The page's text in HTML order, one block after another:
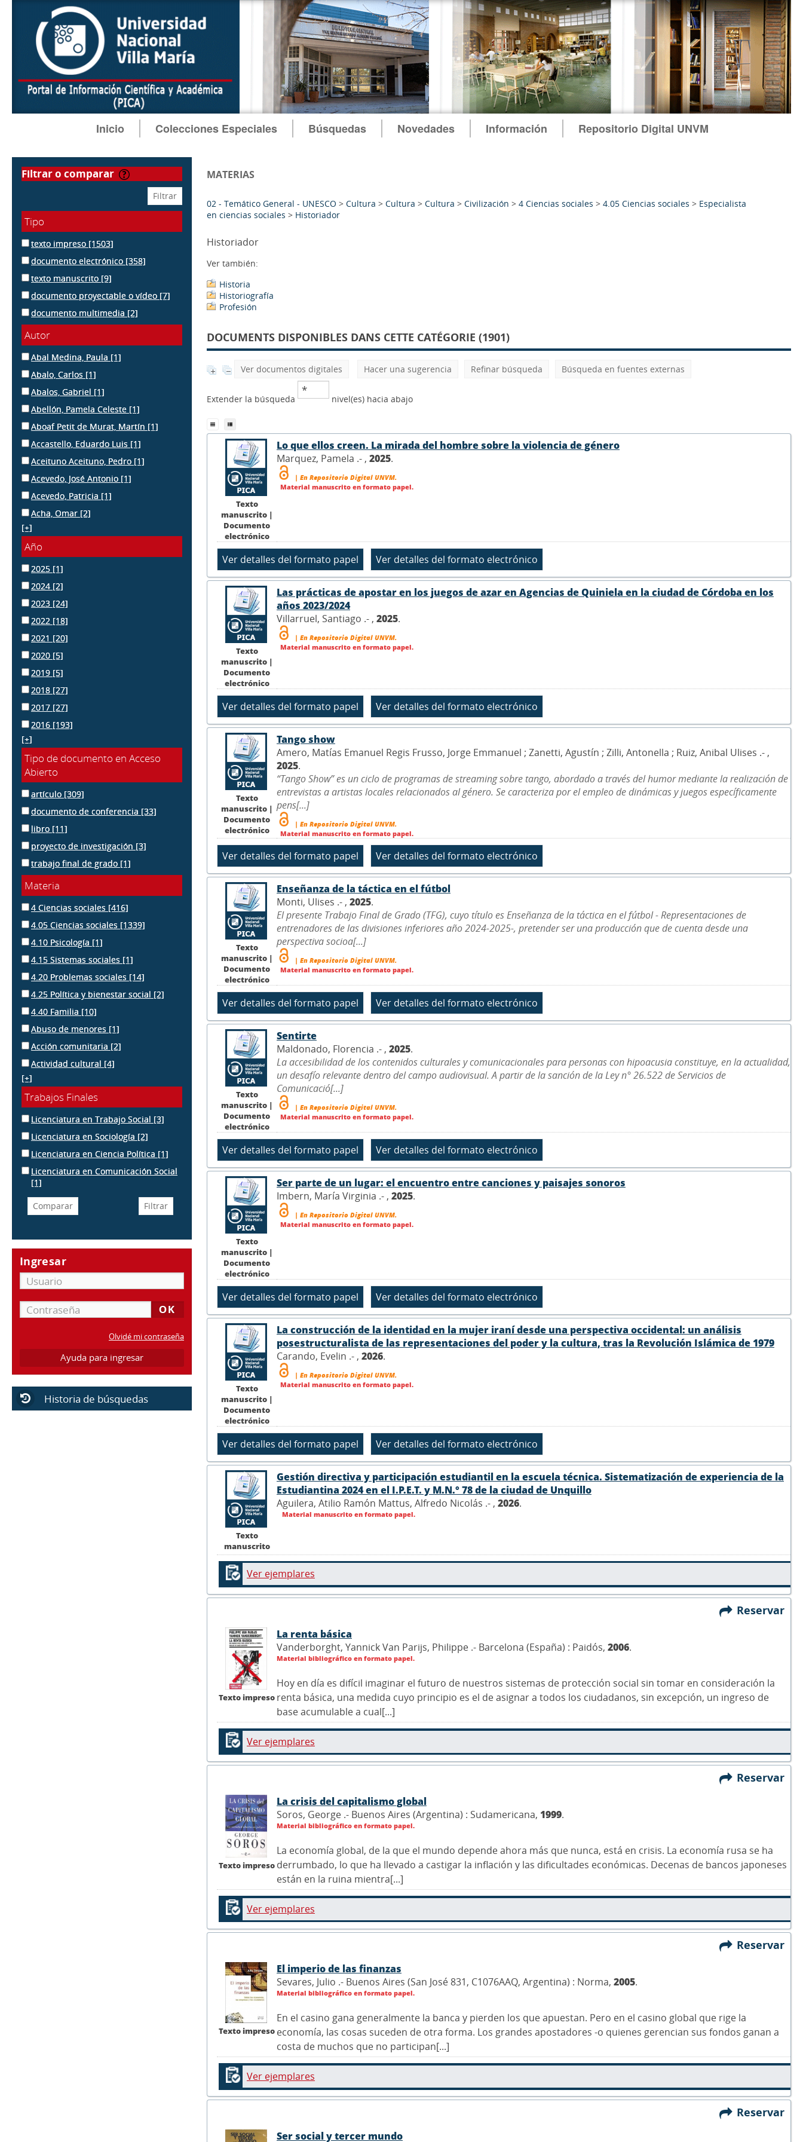
Inicio Colecciones Especiales Búsquedas Novedades Información Repositorio Digital UNVM
filtrar o comparar
Tipo
texto impreso [1503]
documento electrónico [358]
texto manuscrito [9]
documento proyectable o vídeo [7]
documento multimedia [2]
Autor
Abal Medina, Paula [1]
Abalo, Carlos [1]
Abalos, Gabriel [1]
Abellón, Pamela Celeste [1]
Aboaf Petit de Murat, Martín [1]
Accastello, Eduardo Luis [1]
Aceituno Aceituno, Pedro [1]
Acevedo, José Antonio [1]
Acevedo, Patricia [1]
Acha, Omar [2]
[+]
Año
2025 [1]
2024 [2]
2023 [24]
2022 [18]
2021 [20]
2020 [5]
2019 [5]
2018 [27]
2017 [27]
2016 [193]
[+]
Tipo de documento en Acceso
Abierto
artículo [309]
documento de conferencia [33]
libro [11]
proyecto de investigación [3]
trabajo final de grado [1]
Materia
4 Ciencias sociales [416]
4.05 Ciencias sociales [1339]
4.10 Psicología [1]
4.15 Sistemas sociales [1]
4.20 Problemas sociales [14]
4.25 Política y bienestar social [2]
4.40 Familia [10]
Abuso de menores [1]
Acción comunitaria [2]
Actividad cultural [4]
[+]
Trabajos Finales
Licenciatura en Trabajo Social [3]
Licenciatura en Sociología [2]
Licenciatura en Ciencia Política [1]
Licenciatura en Comunicación Social
[1]
Ingresar
Olvidé mi contraseña
Ayuda para ingresar
Historia de búsquedas
MATERIAS
02 - Temático General - UNESCO > Cultura > Cultura > Cultura > Civilización > 4 Ciencias sociales > 4.05 Ciencias sociales > Especialista
en ciencias sociales > Historiador
Historiador
Ver también:
Historia
Historiografía
Profesión
DOCUMENTS DISPONIBLES DANS CETTE CATÉGORIE (1901)
Ver documentos digitales Hacer una sugerencia Refinar búsqueda Búsqueda en fuentes externas
Extender la búsqueda nivel(es) hacia abajo
Texto
manuscrito |
Documento
electrónico
Lo que ellos creen. La mirada del hombre sobre la violencia de género
Marquez, Pamela .- , 2025.
| En Repositorio Digital UNVM.
Material manuscrito en formato papel.
Texto
manuscrito |
Documento
electrónico
Las prácticas de apostar en los juegos de azar en Agencias de Quiniela en la ciudad de Córdoba en los
años 2023/2024
Villarruel, Santiago .- , 2025.
| En Repositorio Digital UNVM.
Material manuscrito en formato papel.
Texto
manuscrito |
Documento
electrónico
Tango show
Amero, Matías Emanuel Regis Frusso, Jorge Emmanuel ; Zanetti, Agustín ; Zilli, Antonella ; Ruiz, Anibal Ulises .- ,
2025.
“Tango Show” es un ciclo de programas de streaming sobre tango, abordado a través del humor mediante la realización de
entrevistas a artistas locales relacionados al género. Se caracteriza por el empleo de dinámicas y juegos específicamente
pens[...]
| En Repositorio Digital UNVM.
Material manuscrito en formato papel.
Texto
manuscrito |
Documento
electrónico
Enseñanza de la táctica en el fútbol
Monti, Ulises .- , 2025.
El presente Trabajo Final de Grado (TFG), cuyo título es Enseñanza de la táctica en el fútbol - Representaciones de
entrenadores de las divisiones inferiores año 2024-2025-, pretender ser una producción que de cuenta desde una
perspectiva socioa[...]
| En Repositorio Digital UNVM.
Material manuscrito en formato papel.
Texto
manuscrito |
Documento
electrónico
Sentirte
Maldonado, Florencia .- , 2025.
La accesibilidad de los contenidos culturales y comunicacionales para personas con hipoacusia constituye, en la actualidad,
un desafío relevante dentro del campo audiovisual. A partir de la sanción de la Ley n° 26.522 de Servicios de
Comunicació[...]
| En Repositorio Digital UNVM.
Material manuscrito en formato papel.
Texto
manuscrito |
Documento
electrónico
Ser parte de un lugar: el encuentro entre canciones y paisajes sonoros
Imbern, María Virginia .- , 2025.
| En Repositorio Digital UNVM.
Material manuscrito en formato papel.
Texto
manuscrito |
Documento
electrónico
La construcción de la identidad en la mujer iraní desde una perspectiva occidental: un análisis
posestructuralista de las representaciones del poder y la cultura, tras la Revolución Islámica de 1979
Carando, Evelin .- , 2026.
| En Repositorio Digital UNVM.
Material manuscrito en formato papel.
Texto
manuscrito
Gestión directiva y participación estudiantil en la escuela técnica. Sistematización de experiencia de la
Estudiantina 2024 en el I.P.E.T. y M.N.° 78 de la ciudad de Unquillo
Aguilera, Atilio Ramón Mattus, Alfredo Nicolás .- , 2026.
Material manuscrito en formato papel.
Ver ejemplares
Reservar
Texto impreso
La renta básica
Vanderborght, Yannick Van Parijs, Philippe .- Barcelona (España) : Paidós, 2006.
Material bibliográfico en formato papel.
Hoy en día es difícil imaginar el futuro de nuestros sistemas de protección social sin tomar en consideración la
renta básica, una medida cuyo principio es el de asignar a todos los ciudadanos, sin excepción, un ingreso de
base acumulable a cual[...]
Ver ejemplares
Reservar
Texto impreso
La crisis del capitalismo global
Soros, George .- Buenos Aires (Argentina) : Sudamericana, 1999.
Material bibliográfico en formato papel.
La economía global, de la que el mundo depende ahora más que nunca, está en crisis. La economía rusa se ha
derrumbado, lo que ha llevado a castigar la inflación y las dificultades económicas. Decenas de bancos japoneses
están en la ruina mientra[...]
Ver ejemplares
Reservar
Texto impreso
El imperio de las finanzas
Sevares, Julio .- Buenos Aires (San José 831, C1076AAQ, Argentina) : Norma, 2005.
Material bibliográfico en formato papel.
En el casino gana generalmente la banca y pierden los que apuestan. Pero en el casino global que rige la
economía, las cosas suceden de otra forma. Los grandes apostadores -o quienes gerencian sus fondos ganan a
costa de muchos que no participan[...]
Ver ejemplares
Reservar
Ser social y tercer mundo